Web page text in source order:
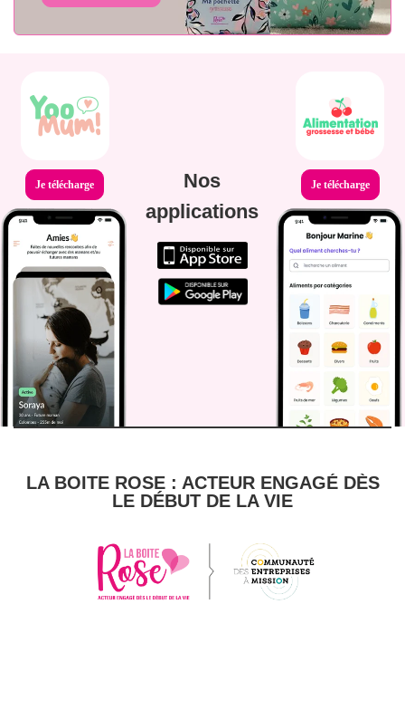
Je télécharge
Nos
applications
Je télécharge
LA BOITE ROSE : ACTEUR ENGAGÉ DÈS
LE DÉBUT DE LA VIE